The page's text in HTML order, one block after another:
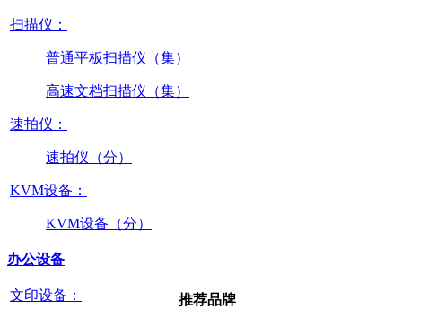
扫描仪：
普通平板扫描仪（集）
高速文档扫描仪（集）
速拍仪：
速拍仪（分）
KVM设备：
KVM设备（分）
办公设备
文印设备： 推荐品牌